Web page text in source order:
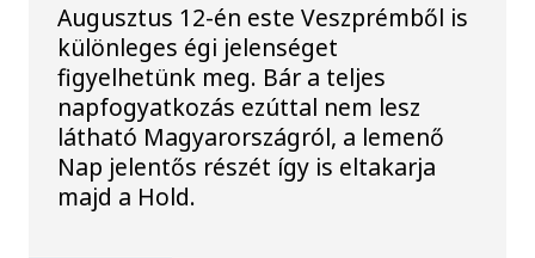
Augusztus 12-én este Veszprémből is
különleges égi jelenséget
figyelhetünk meg. Bár a teljes
napfogyatkozás ezúttal nem lesz
látható Magyarországról, a lemenő
Nap jelentős részét így is eltakarja
majd a Hold.